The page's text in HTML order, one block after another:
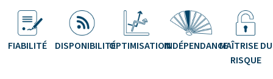
FIABILITÉ DISPONIBILITÉOPTIMISATIONINDÉPENDANCEMAÎTRISE DU
RISQUE